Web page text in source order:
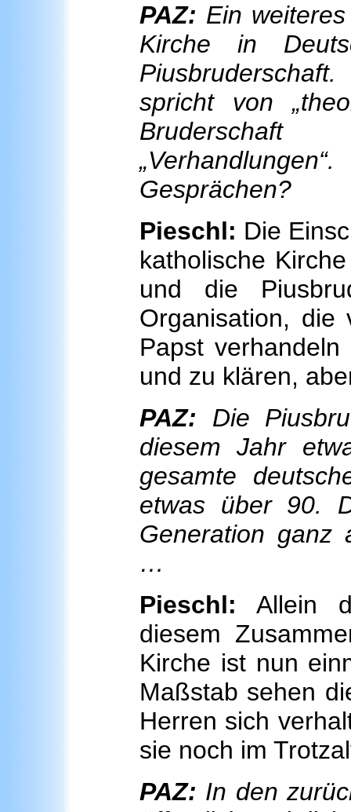
PAZ: Ein
Kirche in
spricht von
Gesprächen?
Pieschl: Die
katholische
und die
Organisation,
Papst
und zu klären,
PAZ: Die
diesem Jahr
gesamte
etwas über 90.
Generation ganz
…
Pieschl: Allein
diesem
Kirche ist nun
Maßstab sehen
Herren sich
sie noch im
PAZ: In den